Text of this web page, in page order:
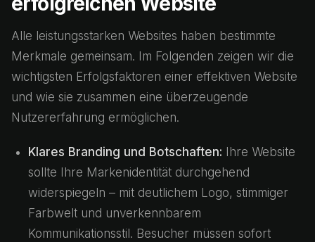
Alle leistungsstarken Websites haben bestimmte
Merkmale gemeinsam. Im Folgenden zeigen wir die
wichtigsten Erfolgsfaktoren einer effektiven Website
und wie sie zusammen eine überzeugende
Nutzererfahrung ermöglichen.
Klares Branding und Botschaften: Ihre Website
sollte Ihre Markenidentität durchgehend
widerspiegeln – mit deutlichem Logo, stimmiger
Farbwelt und unverkennbarem
Kommunikationsstil. Besucher müssen sofort